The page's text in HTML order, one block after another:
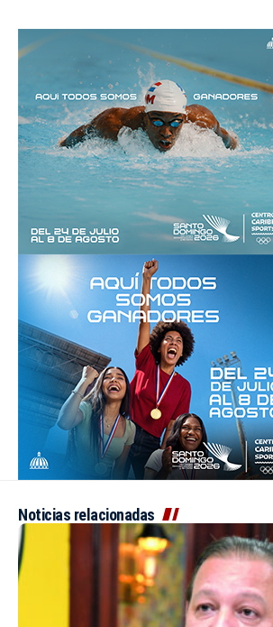
Noticias relacionadas